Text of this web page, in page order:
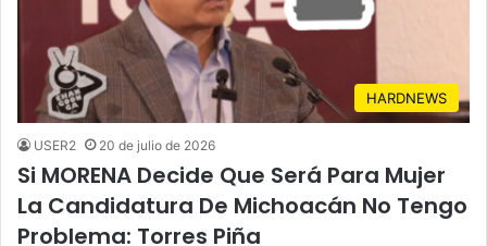
HARDNEWS
USER2 20 de julio de 2026
Si MORENA Decide Que Será Para Mujer
La Candidatura De Michoacán No Tengo
Problema: Torres Piña